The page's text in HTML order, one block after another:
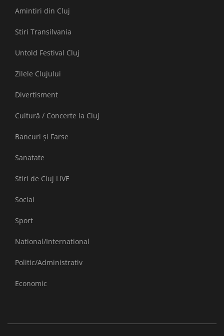
Amintiri din Cluj
Stiri Transilvania
Untold Festival Cluj
Zilele Clujului
Divertisment
Cultură / Concerte la Cluj
Bancuri și Farse
Sanatate
Stiri de Cluj LIVE
Social
Sport
National/International
Politic/Administrativ
Economic